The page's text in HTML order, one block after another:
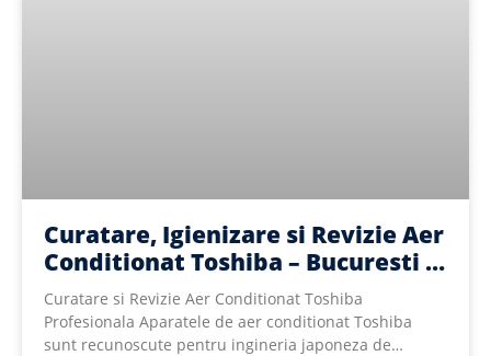
Curatare, Igienizare si Revizie Aer
Conditionat Toshiba – Bucuresti si
Ilfov
Curatare si Revizie Aer Conditionat Toshiba
Profesionala Aparatele de aer conditionat Toshiba
sunt recunoscute pentru ingineria japoneza de